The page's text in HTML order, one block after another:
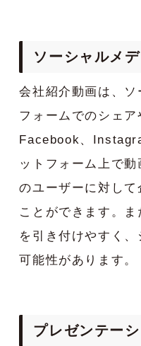
ソーシャルメ
会社紹介動画は、ソ
フォームでのシェア
Facebook、
ットフォーム上で動
のユーザーに対し
ことができます。
を引き付けやすく
可能性があります。
プレゼンテー